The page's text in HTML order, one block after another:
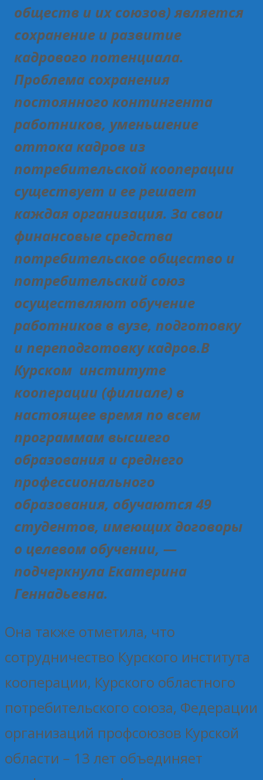
обществ и их союзов) является
сохранение и развитие
кадрового потенциала.
Проблема сохранения
постоянного контингента
работников, уменьшение
оттока кадров из
потребительской кооперации
существует и ее решает
каждая организация. За свои
финансовые средства
потребительское общество и
потребительский союз
осуществляют обучение
работников в вузе, подготовку
и переподготовку кадров.В
Курском институте
кооперации (филиале) в
настоящее время по всем
программам высшего
образования и среднего
профессионального
образования, обучаются 49
студентов, имеющих договоры
о целевом обучении, —
подчеркнула Екатерина
Геннадьевна.
Она также отметила, что
сотрудничество Курского института
кооперации, Курского областного
потребительского союза, Федерации
организаций профсоюзов Курской
области – 13 лет объединяет